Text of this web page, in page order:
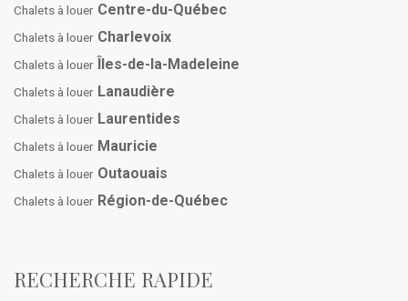
Chalets à louer Centre-du-Québec
Chalets à louer Charlevoix
Chalets à louer Îles-de-la-Madeleine
Chalets à louer Lanaudière
Chalets à louer Laurentides
Chalets à louer Mauricie
Chalets à louer Outaouais
Chalets à louer Région-de-Québec
RECHERCHE RAPIDE